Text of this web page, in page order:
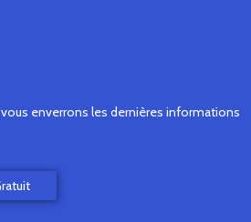
enverrons les dernières informations